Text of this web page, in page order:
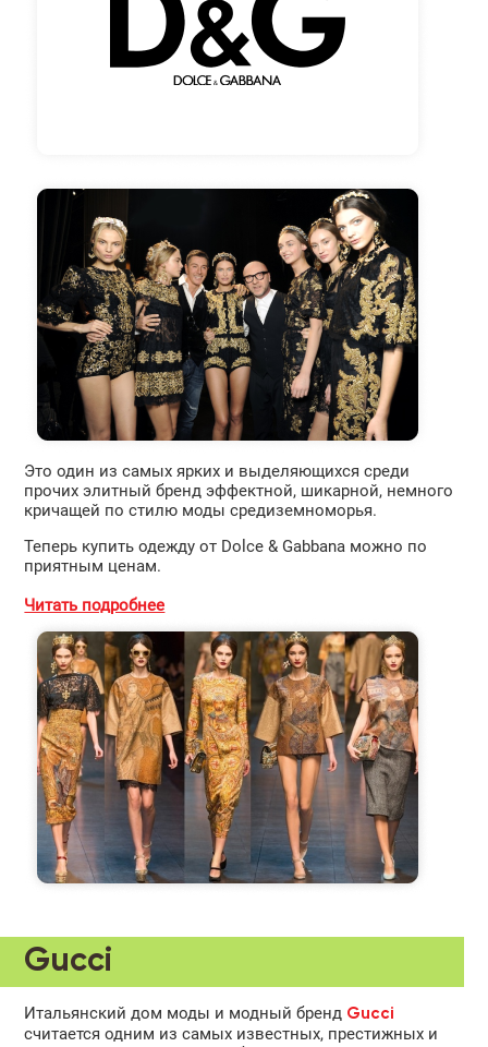
Это один из самых ярких и выделяющихся среди
прочих элитный бренд эффектной, шикарной, немного
кричащей по стилю моды средиземноморья.
Теперь купить одежду от Dolce & Gabbana можно по
приятным ценам.
Читать подробнее
Gucci
Итальянский дом моды и модный бренд Gucci
считается одним из самых известных, престижных и